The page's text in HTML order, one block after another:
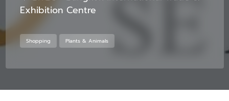
Exhibition Centre
Shopping Plants & Animals